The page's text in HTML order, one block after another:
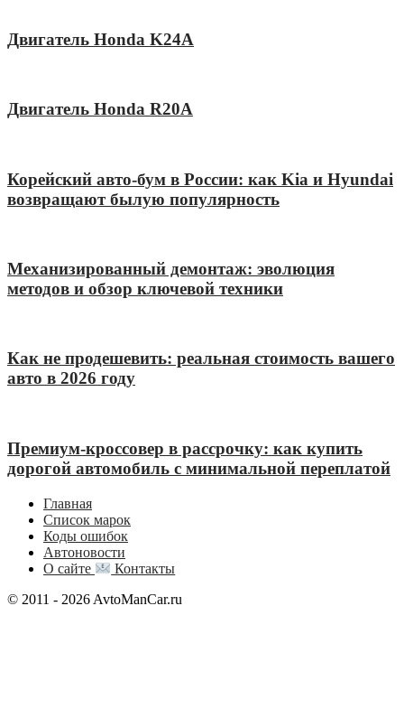
Двигатель Honda K24A
Двигатель Honda R20A
Корейский авто-бум в России: как Kia и Hyundai
возвращают былую популярность
Механизированный демонтаж: эволюция
методов и обзор ключевой техники
Как не продешевить: реальная стоимость вашего
авто в 2026 году
Премиум-кроссовер в рассрочку: как купить
дорогой автомобиль с минимальной переплатой
Главная
Список марок
Коды ошибок
Автоновости
О сайте
Контакты
© 2011 - 2026 AvtoManCar.ru